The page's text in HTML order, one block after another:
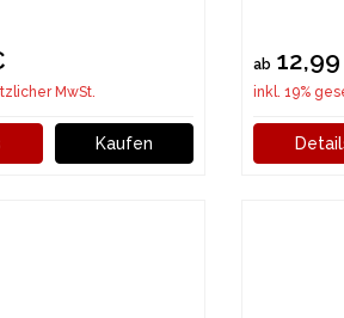
MwSt.
Kaufen
ab
inkl. 19%